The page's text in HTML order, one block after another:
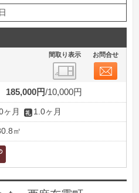
間取り表示 お問合せ
185,000円 10,000円
ヶ月 1.0ヶ月
㎡